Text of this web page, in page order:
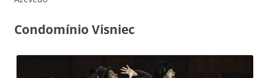
Condomínio Visniec